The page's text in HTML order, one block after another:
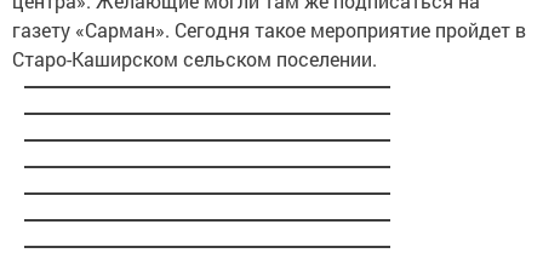
газету «Сарман». Сегодня такое мероприятие пройдет в
Старо-Каширском сельском поселении.